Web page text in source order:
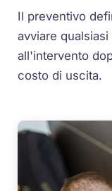
Il preventivo
avviare
all'intervento
costo di uscita.